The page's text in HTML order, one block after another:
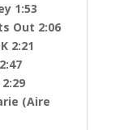
1:53
Out 2:06
2:21
(Aire